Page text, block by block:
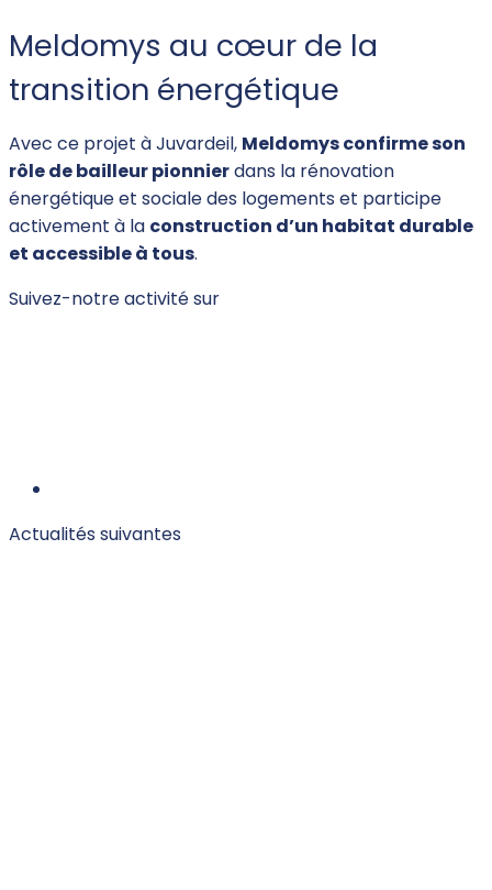
Meldomys au cœur de la
transition énergétique
Avec ce projet à Juvardeil, Meldomys confirme son
rôle de bailleur pionnierdans la rénovation
énergétique et sociale des logements et participe
activement à la construction d’un habitat durable
et accessible à tous.
Suivez-notre activité sur
Actualités suivantes